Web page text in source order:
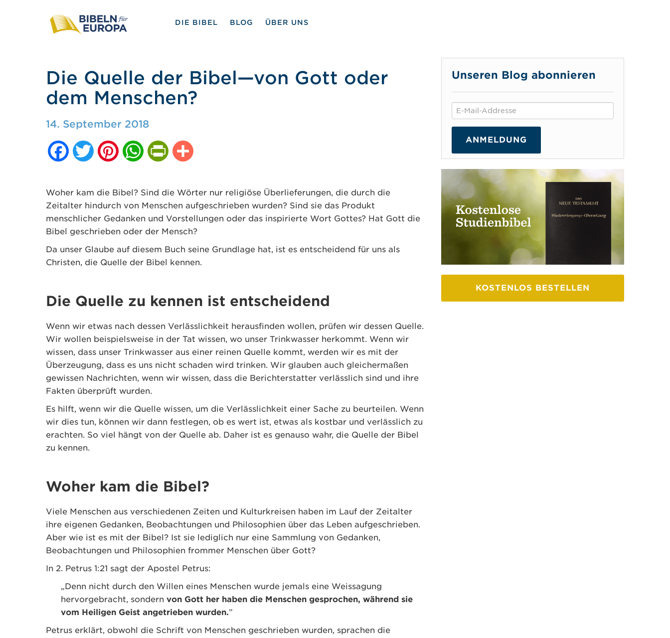
DIE BIBEL BLOG ÜBER UNS
Die Quelle der Bibel—von Gott oder
dem Menschen?
14. September 2018
FacebookTwitterPinterestWhatsAppPrintFriendly
Woher kam die Bibel? Sind die Wörter nur religiöse Überlieferungen, die durch die
Zeitalter hindurch von Menschen aufgeschrieben wurden? Sind sie das Produkt
menschlicher Gedanken und Vorstellungen oder das inspirierte Wort Gottes? Hat Gott die
Bibel geschrieben oder der Mensch?
Da unser Glaube auf diesem Buch seine Grundlage hat, ist es entscheidend für uns als
Christen, die Quelle der Bibel kennen.
Die Quelle zu kennen ist entscheidend
Wenn wir etwas nach dessen Verlässlichkeit herausfinden wollen, prüfen wir dessen Quelle.
Wir wollen beispielsweise in der Tat wissen, wo unser Trinkwasser herkommt. Wenn wir
wissen, dass unser Trinkwasser aus einer reinen Quelle kommt, werden wir es mit der
Überzeugung, dass es uns nicht schaden wird trinken. Wir glauben auch gleichermaßen
gewissen Nachrichten, wenn wir wissen, dass die Berichterstatter verlässlich sind und ihre
Fakten überprüft wurden.
Es hilft, wenn wir die Quelle wissen, um die Verlässlichkeit einer Sache zu beurteilen. Wenn
wir dies tun, können wir dann festlegen, ob es wert ist, etwas als kostbar und verlässlich zu
erachten. So viel hängt von der Quelle ab. Daher ist es genauso wahr, die Quelle der Bibel
zu kennen.
Woher kam die Bibel?
Viele Menschen aus verschiedenen Zeiten und Kulturkreisen haben im Lauf der Zeitalter
ihre eigenen Gedanken, Beobachtungen und Philosophien über das Leben aufgeschrieben.
Aber wie ist es mit der Bibel? Ist sie lediglich nur eine Sammlung von Gedanken,
Beobachtungen und Philosophien frommer Menschen über Gott?
In 2. Petrus 1:21 sagt der Apostel Petrus:
„Denn nicht durch den Willen eines Menschen wurde jemals eine Weissagung
hervorgebracht, sondern von Gott her haben die Menschen gesprochen, während sie
vom Heiligen Geist angetrieben wurden.”
Petrus erklärt, obwohl die Schrift von Menschen geschrieben wurden, sprachen die
Unseren Blog abonnieren
ANMELDUNG
KOSTENLOS BESTELLEN